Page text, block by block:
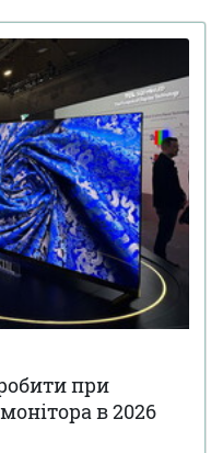
при
в 2026